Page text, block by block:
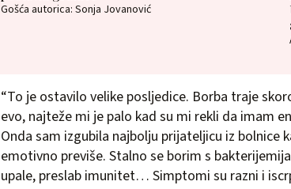
Gošća autorica: Sonja Jovanović
“To je ostavilo velike posljedice. Borba traje
evo, najteže mi je palo kad su mi rekli da imam
Onda sam izgubila najbolju prijateljicu iz bolnice
emotivno previše. Stalno se borim s
upale, preslab imunitet… Simptomi su razni i